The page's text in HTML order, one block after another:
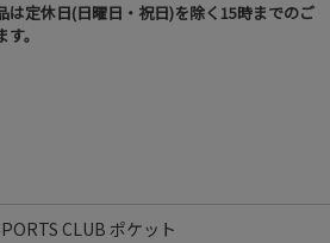
は定休日(日曜日・祝日)を除く15時までのご
。
CLUB ポケット